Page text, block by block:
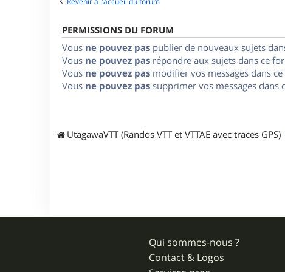
PERMISSIONS DU FORUM
Vous ne pouvez pas publier de nouveaux sujets
Vous ne pouvez pas répondre aux sujets dans ce
Vous ne pouvez pas modifier vos messages dans
Vous ne pouvez pas supprimer vos messages dans
UtagawaVTT (Randos VTT et VTTAE avec traces GPS)
Qui sommes-nous ?
Contact & Logos